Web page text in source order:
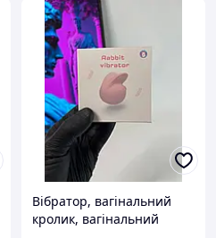
Вібратор, вагінальний
кролик, вагінальний